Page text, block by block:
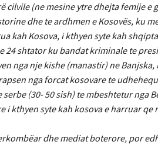
cilvile (ne mesine ytre dhejta femije e
dhe te ardhmen e Kosovës, ku
kah Kosova, i kthyen syte kah
24 shtator ku bandat kriminale te
nga nje kishe (manastir) ne Banjska,
nga forcat kosovare te
(30- 50 sish) te mbeshtetur nga
kthyen syte kah kosova e harruar qe
dhe mediat boterore, por